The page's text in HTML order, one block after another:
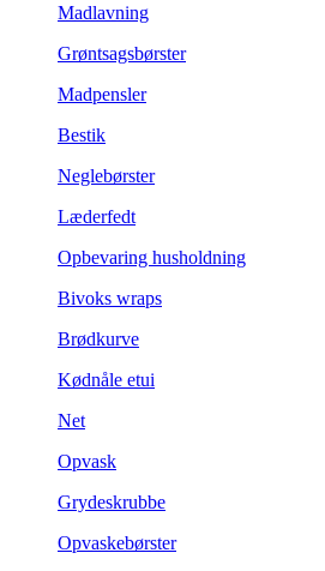
Madlavning
Grøntsagsbørster
Madpensler
Bestik
Neglebørster
Læderfedt
Opbevaring husholdning
Bivoks wraps
Brødkurve
Kødnåle etui
Net
Opvask
Grydeskrubbe
Opvaskebørster